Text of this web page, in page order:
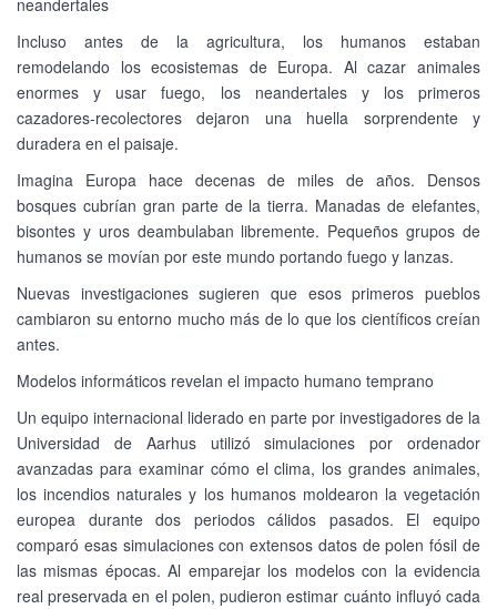
neandertales
Incluso antes de la agricultura, los humanos estaban
remodelando los ecosistemas de Europa. Al cazar animales
enormes y usar fuego, los neandertales y los primeros
cazadores-recolectores dejaron una huella sorprendente y
duradera en el paisaje.
Imagina Europa hace decenas de miles de años. Densos
bosques cubrían gran parte de la tierra. Manadas de elefantes,
bisontes y uros deambulaban libremente. Pequeños grupos de
humanos se movían por este mundo portando fuego y lanzas.
Nuevas investigaciones sugieren que esos primeros pueblos
cambiaron su entorno mucho más de lo que los científicos creían
antes.
Modelos informáticos revelan el impacto humano temprano
Un equipo internacional liderado en parte por investigadores de la
Universidad de Aarhus utilizó simulaciones por ordenador
avanzadas para examinar cómo el clima, los grandes animales,
los incendios naturales y los humanos moldearon la vegetación
europea durante dos periodos cálidos pasados. El equipo
comparó esas simulaciones con extensos datos de polen fósil de
las mismas épocas. Al emparejar los modelos con la evidencia
real preservada en el polen, pudieron estimar cuánto influyó cada